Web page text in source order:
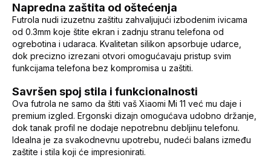
Napredna zaštita od oštećenja
Futrola nudi izuzetnu zaštitu zahvaljujući izbodenim ivicama
od 0.3mm koje štite ekran i zadnju stranu telefona od
ogrebotina i udaraca. Kvalitetan silikon apsorbuje udarce,
dok precizno izrezani otvori omogućavaju pristup svim
funkcijama telefona bez kompromisa u zaštiti.
Savršen spoj stila i funkcionalnosti
Ova futrola ne samo da štiti vaš Xiaomi Mi 11 već mu daje i
premium izgled. Ergonski dizajn omogućava udobno držanje,
dok tanak profil ne dodaje nepotrebnu debljinu telefonu.
Idealna je za svakodnevnu upotrebu, nudeći balans između
zaštite i stila koji će impresionirati.